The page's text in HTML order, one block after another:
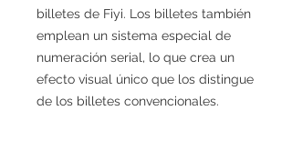
billetes de Fiyi. Los billetes también
emplean un sistema especial de
numeración serial, lo que crea un
efecto visual único que los distingue
de los billetes convencionales.